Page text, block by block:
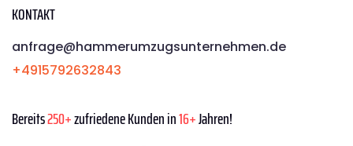
KONTAKT
anfrage@hammerumzugsunternehmen.de
+4915792632843
Bereits250+zufriedene Kunden in16+Jahren!